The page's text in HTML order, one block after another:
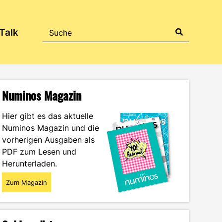
Numinos Magazin
Hier gibt es das aktuelle
Numinos Magazin und die
vorherigen Ausgaben als
PDF zum Lesen und
Herunterladen.
Zum Magazin